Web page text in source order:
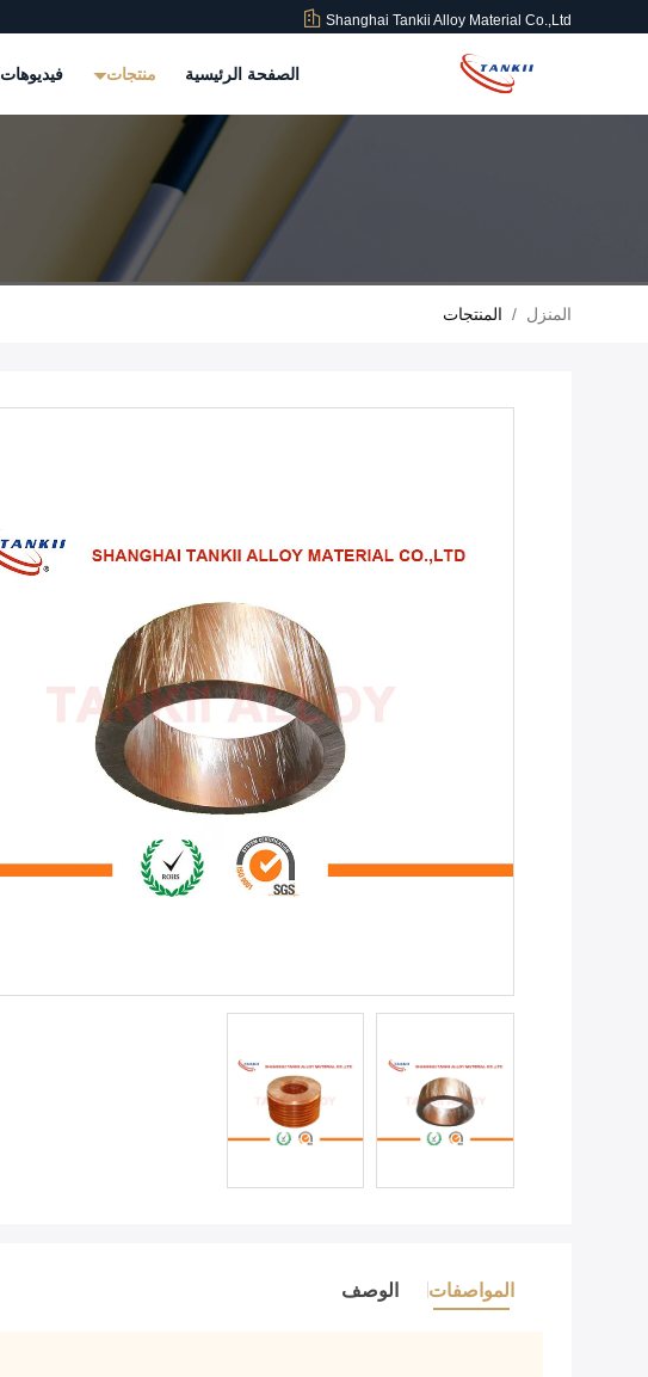
Shanghai Tankii Alloy Material Co.,Ltd
الصفحة الرئيسية منتجات فيديوهات
المنزل / المنتجات
المواصفات الوصف